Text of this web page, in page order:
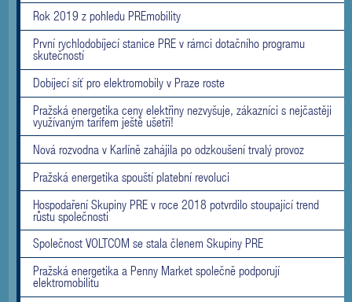
Rok 2019 z pohledu PREmobility
První rychlodobíjecí stanice PRE v rámci dotačního programu
skutečností
Dobíjecí síť pro elektromobily v Praze roste
Pražská energetika ceny elektřiny nezvyšuje, zákazníci s nejčastěji
využívaným tarifem ještě ušetří!
Nová rozvodna v Karlíně zahájila po odzkoušení trvalý provoz
Pražská energetika spouští platební revoluci
Hospodaření Skupiny PRE v roce 2018 potvrdilo stoupající trend
růstu společnosti
Společnost VOLTCOM se stala členem Skupiny PRE
Pražská energetika a Penny Market společně podporují
elektromobilitu